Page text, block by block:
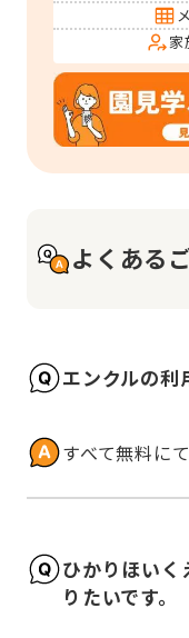
家
よくある
エンクルの利
すべて無料に
ひかりほいく
りたいです。